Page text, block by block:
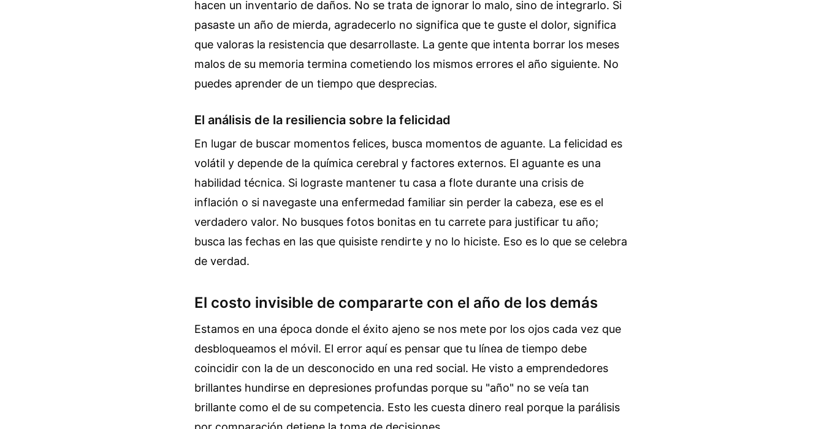
hacen un inventario de daños. No se trata de ignorar lo malo, sino de integrarlo. Si
pasaste un año de mierda, agradecerlo no significa que te guste el dolor, significa
que valoras la resistencia que desarrollaste. La gente que intenta borrar los meses
malos de su memoria termina cometiendo los mismos errores el año siguiente. No
puedes aprender de un tiempo que desprecias.
El análisis de la resiliencia sobre la felicidad
En lugar de buscar momentos felices, busca momentos de aguante. La felicidad es
volátil y depende de la química cerebral y factores externos. El aguante es una
habilidad técnica. Si lograste mantener tu casa a flote durante una crisis de
inflación o si navegaste una enfermedad familiar sin perder la cabeza, ese es el
verdadero valor. No busques fotos bonitas en tu carrete para justificar tu año;
busca las fechas en las que quisiste rendirte y no lo hiciste. Eso es lo que se celebra
de verdad.
El costo invisible de compararte con el año de los demás
Estamos en una época donde el éxito ajeno se nos mete por los ojos cada vez que
desbloqueamos el móvil. El error aquí es pensar que tu línea de tiempo debe
coincidir con la de un desconocido en una red social. He visto a emprendedores
brillantes hundirse en depresiones profundas porque su "año" no se veía tan
brillante como el de su competencia. Esto les cuesta dinero real porque la parálisis